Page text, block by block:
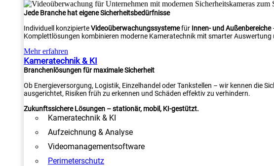
Jede Branche hat eigene Sicherheitsbedürfnisse
Individuell konzipierteVideoüberwachungssystemefür Innen- und Außenbereiche
Komplettlösungen kombinieren moderne Kameratechnik mit smarter
Mehr erfahren
Kameratechnik & KI
Branchenlösungen für maximale Sicherheit
Ob Energieversorgung, Logistik, Einzelhandel oder Tankstellen – wir kennen die
ausgerichtet, Risiken früh zu erkennen und Schäden effektiv zu verhindern.
Zukunftssichere Lösungen – stationär, mobil, KI-gestützt.
Kameratechnik & KI
Aufzeichnung & Analyse
Videomanagementsoftware
Perimeterschutz